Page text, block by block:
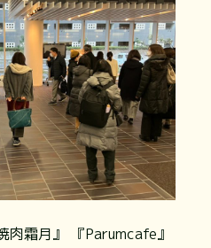
肉霜月』 『Parumcafe』